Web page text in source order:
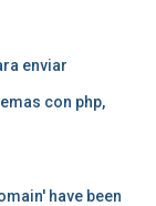
enviar
con php,
have been